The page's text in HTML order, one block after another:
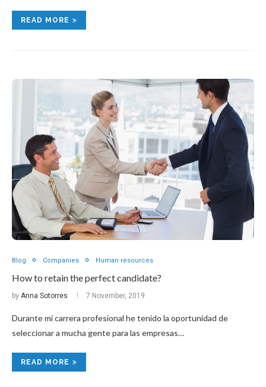
READ MORE
Blog Companies Human resources
How to retain the perfect candidate?
by Anna Sotorres 7 November, 2019
Durante mi carrera profesional he tenido la oportunidad de
seleccionar a mucha gente para las empresas…
READ MORE